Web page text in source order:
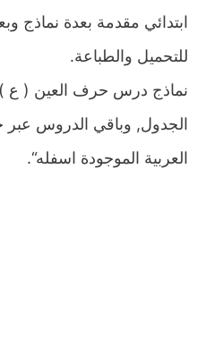
ابتدائي مقدمة بعدة نماذج
للتحميل والطباعة.
نماذج درس حرف العين ( ع
الجدول, وباقي الدروس عبر
العربية الموجودة اسفله“.